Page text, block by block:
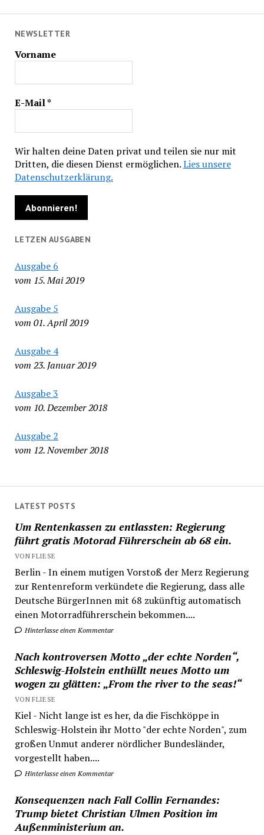
NEWSLETTER
Vorname
E-Mail*
Wir halten deine Daten privat und teilen sie nur mit
Dritten, die diesen Dienst ermöglichen.Lies unsere
Datenschutzerklärung.
LETZEN AUSGABEN
Ausgabe 6
vom 15. Mai 2019
Ausgabe 5
vom 01. April 2019
Ausgabe 4
vom 23. Januar 2019
Ausgabe 3
vom 10. Dezember 2018
Ausgabe 2
vom 12. November 2018
LATEST POSTS
Um Rentenkassen zu entlassten: Regierung
führt gratis Motorad Führerschein ab 68 ein.
VON FLIESE
Berlin - In einem mutigen Vorstoß der Merz Regierung
zur Rentenreform verkündete die Regierung, dass alle
Deutsche BürgerInnen mit 68 zukünftig automatisch
einen Motorradführerschein bekommen....
Hinterlasse einen Kommentar
Nach kontroversen Motto „der echte Norden“,
Schleswig-Holstein enthüllt neues Motto um
wogen zu glätten: „From the river to the seas!“
VON FLIESE
Kiel - Nicht lange ist es her, da die Fischköppe in
Schleswig-Holstein ihr Motto "der echte Norden", zum
großen Unmut anderer nördlicher Bundesländer,
vorgestellt haben....
Hinterlasse einen Kommentar
Konsequenzen nach Fall Collin Fernandes:
Trump bietet Christian Ulmen Position im
Außenministerium an.